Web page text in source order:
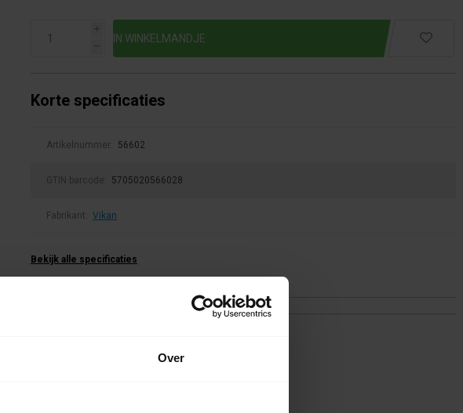
Over
i
h
Korte specificaties
Artikelnummer: 56602
GTIN barcode: 5705020566028
Fabrikant: Vikan
Bekijk alle specificaties